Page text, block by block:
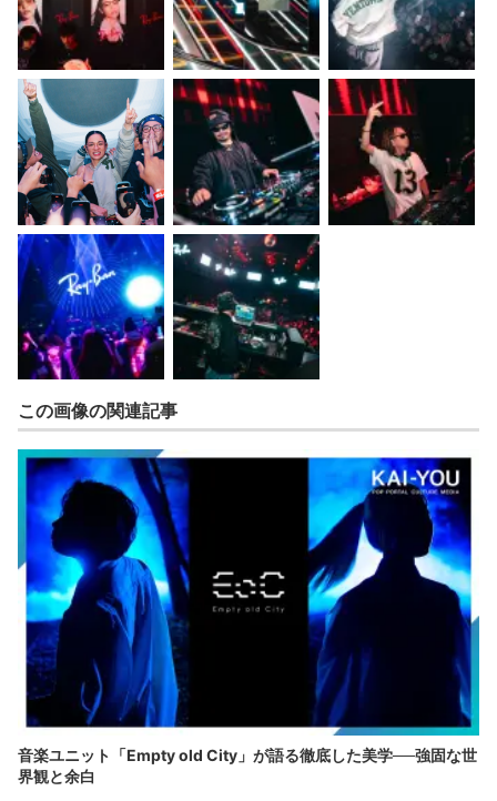
この画像の関連記事
音楽ユニット「Empty old City」が語る徹底した美学──強固な世
界観と余白